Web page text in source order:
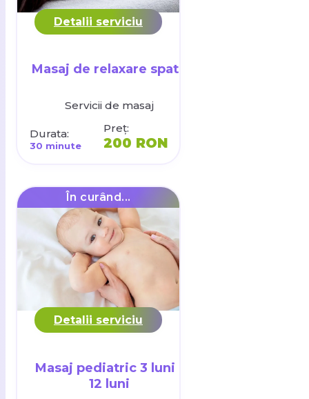
Detalii serviciu
Masaj de relaxare spate
Servicii de masaj
Durata:
30 minute
Preț:
200 RON
În curând...
Detalii serviciu
Masaj pediatric 3 luni -
12 luni